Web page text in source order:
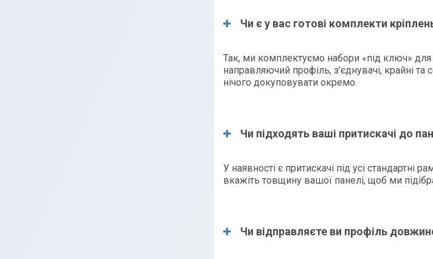
Чи є у вас готові комплекти
Так, ми комплектуємо набори «під ключ» для
направляючий профіль, з’єднувачі, крайні
нічого докуповувати окремо.
Чи підходять ваші притискачі до
У наявності є притискачі під усі стандартні
вкажіть товщину вашої панелі, щоб ми
Чи відправляєте ви профіль